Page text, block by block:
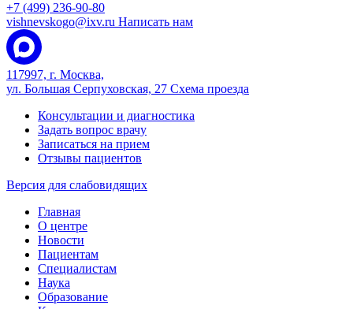
+7 (499) 236-90-80
vishnevskogo@ixv.ru Написать нам
117997, г. Москва,
ул. Большая Серпуховская, 27 Схема проезда
Консультации и диагностика
Задать вопрос врачу
Записаться на прием
Отзывы пациентов
Версия для слабовидящих
Главная
О центре
Новости
Пациентам
Специалистам
Наука
Образование